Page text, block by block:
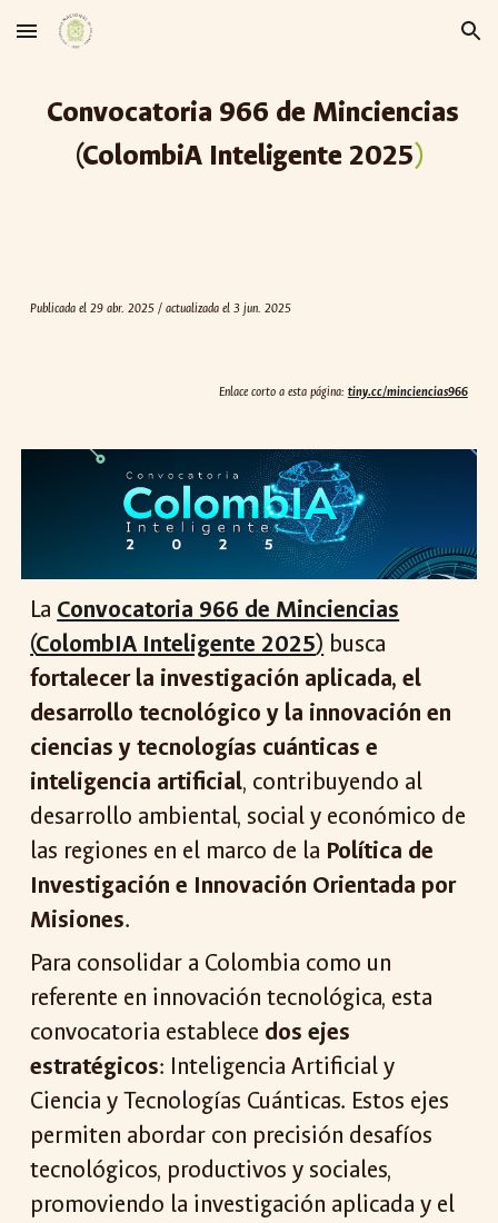
Skip to main content Skip to navigation
Convocatoria 966 de Minciencias
(ColombiA Inteligente 2025)
Publicada el29 abr. 2025 / actualizada el 3 jun. 2025
Enlace corto a esta página: tiny.cc/minciencias966
La Convocatoria 966 de Minciencias
(ColombIA Inteligente 2025) busca
fortalecer la investigación aplicada, el
desarrollo tecnológico y la innovación en
ciencias y tecnologías cuánticas e
inteligencia artificial, contribuyendo al
desarrollo ambiental, social y económico de
las regiones en el marco de la Política de
Investigación e Innovación Orientada por
Misiones.
Para consolidar a Colombia como un
referente en innovación tecnológica, esta
convocatoria establece dos ejes
estratégicos: Inteligencia Artificial y
Ciencia y Tecnologías Cuánticas. Estos ejes
permiten abordar con precisión desafíos
tecnológicos, productivos y sociales,
promoviendo la investigación aplicada y el